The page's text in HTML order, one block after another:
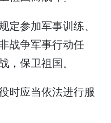
定参加军事训练、
战争军事行动任
，保卫祖国。
时应当依法进行服